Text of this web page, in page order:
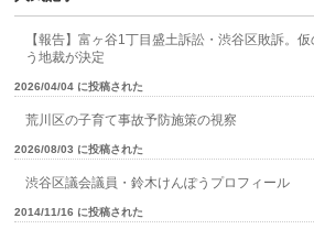
【報告】富ヶ谷1丁目盛土訴訟・渋谷区敗訴。
う地裁が決定
2026/04/04 に投稿された
荒川区の子育て事故予防施策の視察
2026/08/03 に投稿された
渋谷区議会議員・鈴木けんぽうプロフィール
2014/11/16 に投稿された